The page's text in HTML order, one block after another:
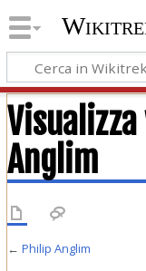
Anglim
← Philip Anglim